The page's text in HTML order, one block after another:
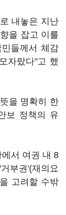
내놓은 지난
을 잡고 이를
들께서 체감
자랐다"고 했
을 명확히 한
보 정책의 유
서 여권 내 8
부권'(재의요
고려할 수밖